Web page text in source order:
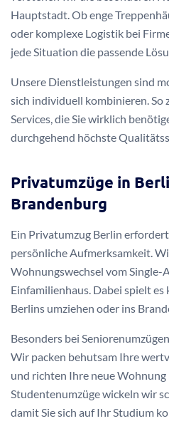
Hauptstadt. Ob enge
oder komplexe Logistik bei
jede Situation die passende
Unsere Dienstleistungen sind
sich individuell kombinieren. So
Services, die Sie wirklich
durchgehend höchste
Privatumzüge in
Brandenburg
Ein Privatumzug Berlin
persönliche Aufmerksamkeit.
Wohnungswechsel vom Single-
Einfamilienhaus. Dabei spielt es
Berlins umziehen oder ins
Besonders bei
Wir packen behutsam Ihre
und richten Ihre neue Wohnung
Studentenumzüge wickeln wir
damit Sie sich auf Ihr Studium